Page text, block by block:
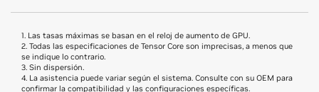
1. Las tasas máximas se basan en el reloj de aumento de GPU.
2. Todas las especificaciones de Tensor Core son imprecisas, a menos que
se indique lo contrario.
3. Sin dispersión.
4. La asistencia puede variar según el sistema. Consulte con su OEM para
confirmar la compatibilidad y las configuraciones específicas.